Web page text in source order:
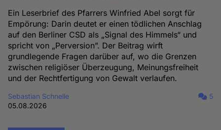
Ein Leserbrief des Pfarrers Winfried Abel sorgt für
Empörung: Darin deutet er einen tödlichen Anschlag
auf den Berliner CSD als „Signal des Himmels“ und
spricht von „Perversion”. Der Beitrag wirft
grundlegende Fragen darüber auf, wo die Grenzen
zwischen religiöser Überzeugung, Meinungsfreiheit
und der Rechtfertigung von Gewalt verlaufen.
Sebastian Schnelle
05.08.2026
5